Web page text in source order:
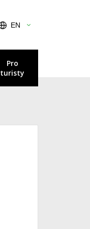
EN
Pro
turisty